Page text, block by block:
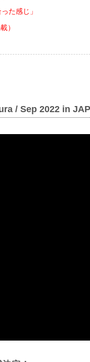
た感じ」
）
/ Sep 2022 in